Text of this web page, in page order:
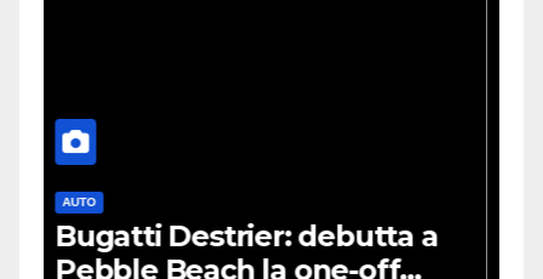
Stop ai giochi fisici su
PlayStation: il nuovo avviso